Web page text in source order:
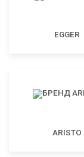
EGGER
ARISTO